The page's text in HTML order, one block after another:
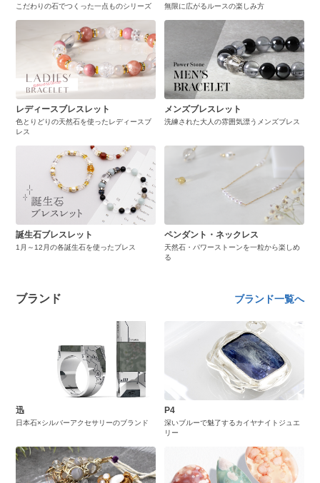
こだわりの石でつくった一点ものシリーズ 無限に広がるルースの楽しみ方
レディースブレスレット
色とりどりの天然石を使ったレディースブ
レス
メンズブレスレット
洗練された大人の雰囲気漂うメンズブレス
誕生石ブレスレット
1月～12月の各誕生石を使ったブレス
ペンダント・ネックレス
天然石・パワーストーンを一粒から楽しめ
る
ブランド ブランド一覧へ
迅
日本石×シルバーアクセサリーのブランド
P4
深いブルーで魅了するカイヤナイトジュエ
リー